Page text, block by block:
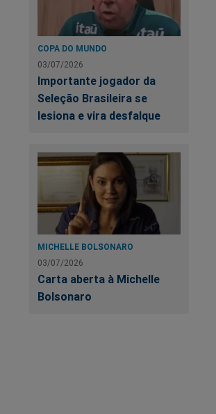
COPA DO MUNDO
03/07/2026
Importante jogador da
Seleção Brasileira se
lesiona e vira desfalque
MICHELLE BOLSONARO
03/07/2026
Carta aberta à Michelle
Bolsonaro